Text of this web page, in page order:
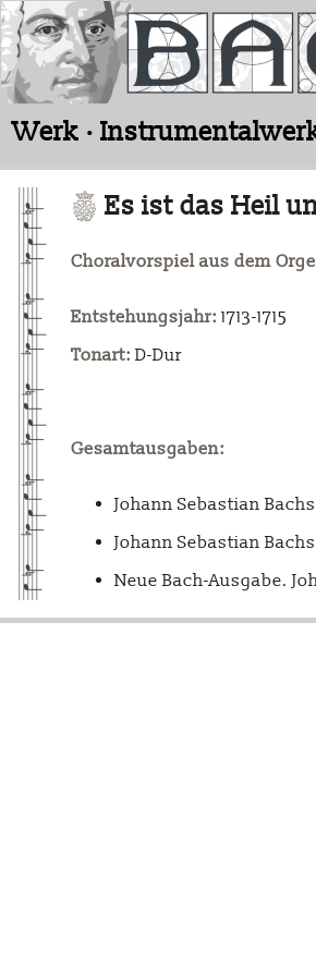
Werk ·
Es ist das Heil
Choralvorspiel aus dem
Entstehungsjahr: 1713-1715
Tonart: D-Dur
Gesamtausgaben:
Johann Sebastian
Johann Sebastian
Neue Bach-Ausgabe.